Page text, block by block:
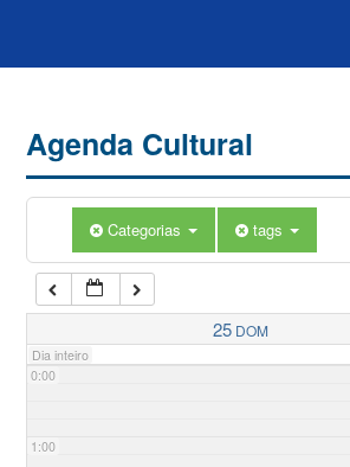
Agenda Cultural
Categorias tags
25 DOM
Dia inteiro
0:00
1:00